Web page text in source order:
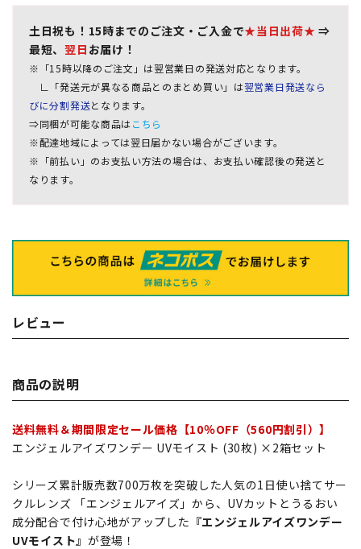
土日祝も！15時までのご注文・ご入金で★当日出荷★ ⇒
最短、翌日 お届け！
※「15時以降のご注文」は翌営業日の発送対応となります。
∟「発送元が異なる商品とのまとめ買い」は翌営業日発送なら
びに分割発送となります。
⇒同梱が可能な商品はこちら
※配達地域によっては翌日届かない場合がございます。
※「前払い」のお支払い方法の場合は、お支払い確認後の発送と
なります。
レビュー
商品の説明
送料無料＆期間限定セール価格【10％OFF（560円割引）】
エンジェルアイズワンデー UVモイスト (30枚) ×2箱セット
シリーズ累計販売数700万枚を突破した人気の1日使い捨てサー
クルレンズ 「エンジェルアイズ」から、UVカットとうるおい
成分配合で付け心地がアップした 『エンジェルアイズワンデー
UVモイスト』 が登場！